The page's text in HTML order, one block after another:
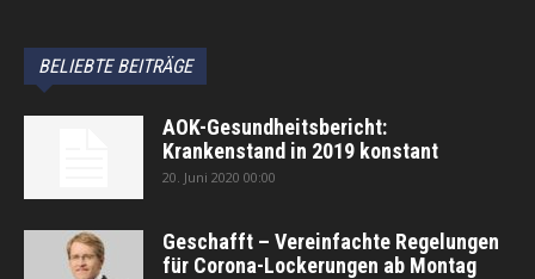
BELIEBTE BEITRÄGE
AOK-Gesundheitsbericht:
Krankenstand in 2019 konstant
20. Juni 2020 00:00
Geschafft – Vereinfachte Regelungen
für Corona-Lockerungen ab Montag